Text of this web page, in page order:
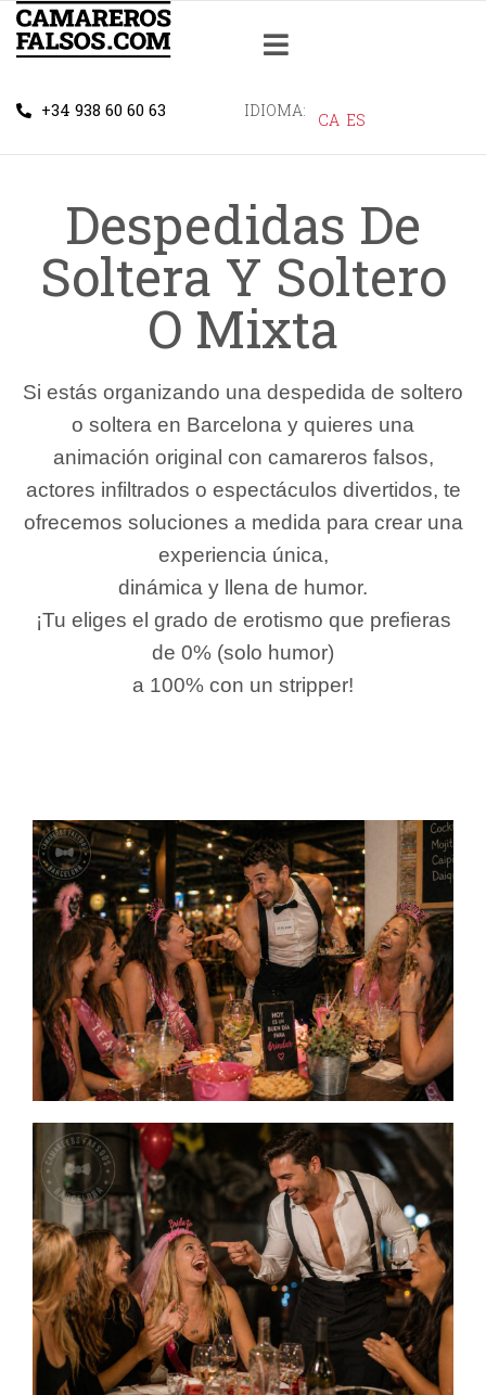
+34 938 60 60 63 IDIOMA: CA ES
Despedidas De
Soltera Y Soltero
O Mixta
Si estás organizando una despedida de soltero
o soltera en Barcelona y quieres una
animación original con camareros falsos,
actores infiltrados o espectáculos divertidos, te
ofrecemos soluciones a medida para crear una
experiencia única,
dinámica y llena de humor.
¡Tu eliges el grado de erotismo que prefieras
de 0% (solo humor)
a 100% con un stripper!